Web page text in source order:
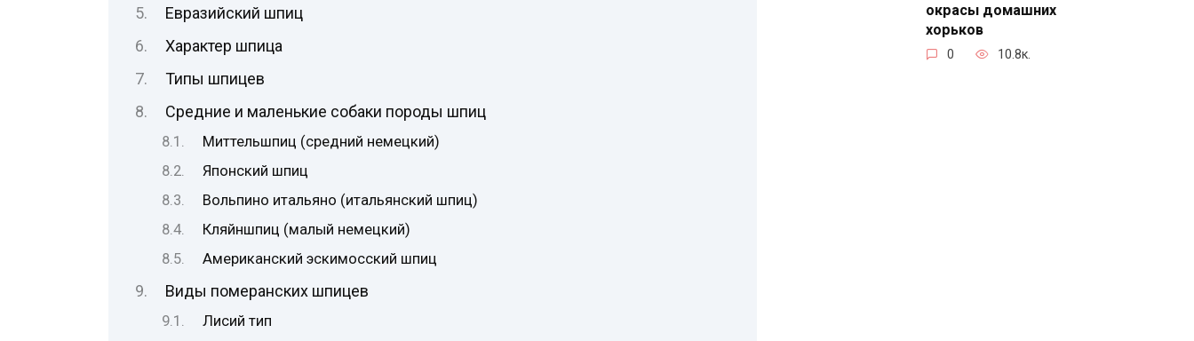
Евразийский шпиц
Характер шпица
Типы шпицев
Средние и маленькие собаки породы шпиц
Миттельшпиц (средний немецкий)
Японский шпиц
Вольпино итальяно (итальянский шпиц)
Кляйншпиц (малый немецкий)
Американский эскимосский шпиц
Виды померанских шпицев
Лисий тип
окрасы домашних
хорьков
0 10.8к.